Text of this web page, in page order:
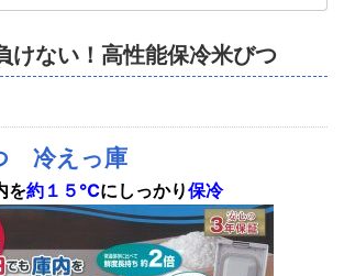
けない！高性能保冷米びつ
冷えっ庫
を約１５℃にしっかり保冷